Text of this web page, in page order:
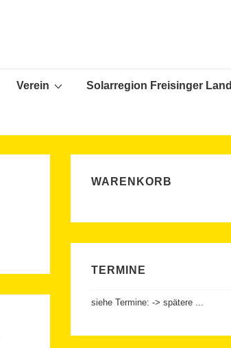
Verein Solarregion Freisinger Land
WARENKORB
TERMINE
siehe Termine: -> spätere ...